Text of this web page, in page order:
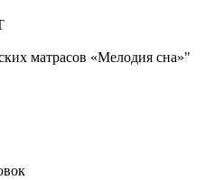
матрасов «Мелодия сна»"